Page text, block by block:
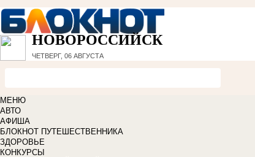
НОВОРОССИЙСК
ЧЕТВЕРГ, 06 АВГУСТА
МЕНЮ
АВТО
АФИША
БЛОКНОТ ПУТЕШЕСТВЕННИКА
ЗДОРОВЬЕ
КОНКУРСЫ